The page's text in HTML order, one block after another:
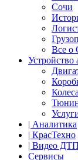
Сочи
Все о
Устройство
Колеса
| Аналитика
| КрасТехно
| Видео ДТП
Сервисы